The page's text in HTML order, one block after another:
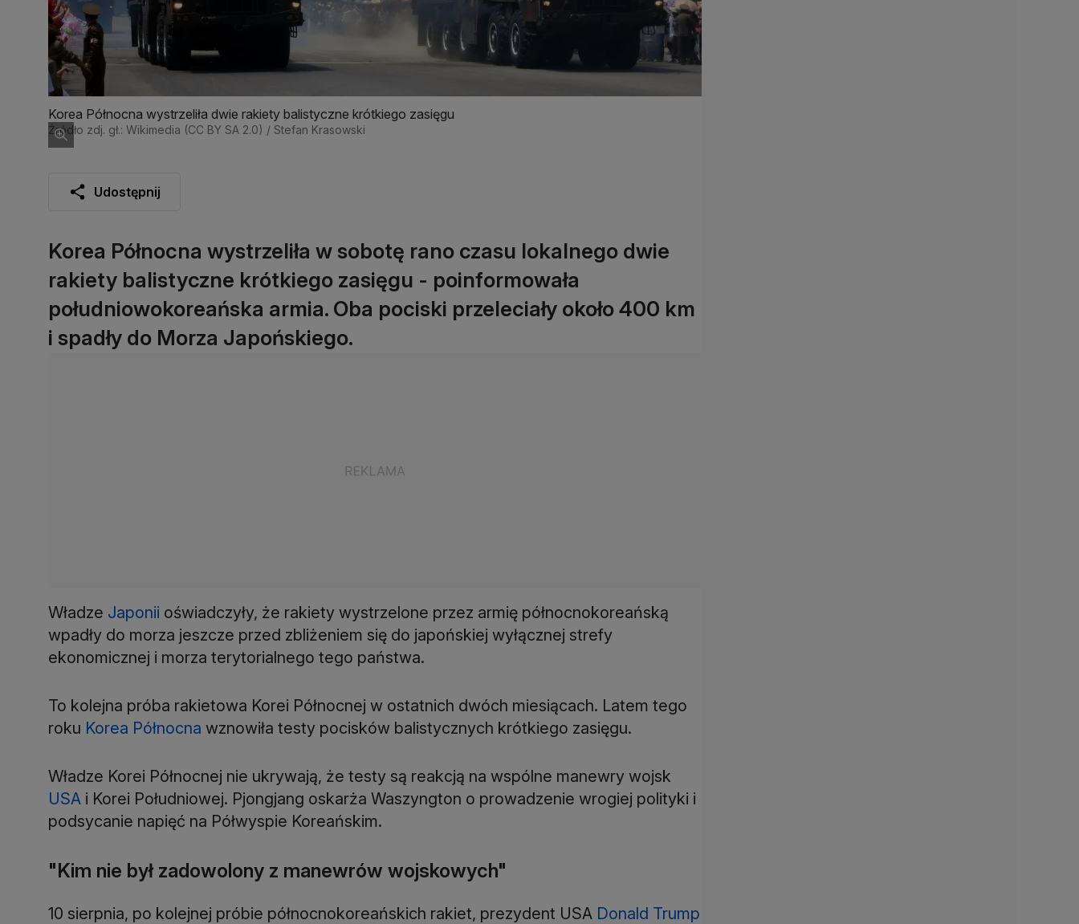
Korea Północna wystrzeliła dwie rakiety balistyczne krótkiego zasięgu
Źródło zdj. gł.: Wikimedia (CC BY SA 2.0) / Stefan Krasowski
Udostępnij
Korea Północna wystrzeliła w sobotę rano czasu lokalnego dwie
rakiety balistyczne krótkiego zasięgu - poinformowała
południowokoreańska armia. Oba pociski przeleciały około 400 km
i spadły do Morza Japońskiego.
Władze Japonii oświadczyły, że rakiety wystrzelone przez armię północnokoreańską
wpadły do morza jeszcze przed zbliżeniem się do japońskiej wyłącznej strefy
ekonomicznej i morza terytorialnego tego państwa.
To kolejna próba rakietowa Korei Północnej w ostatnich dwóch miesiącach. Latem tego
roku Korea Północna wznowiła testy pocisków balistycznych krótkiego zasięgu.
Władze Korei Północnej nie ukrywają, że testy są reakcją na wspólne manewry wojsk
USA i Korei Południowej. Pjongjang oskarża Waszyngton o prowadzenie wrogiej polityki i
podsycanie napięć na Półwyspie Koreańskim.
"Kim nie był zadowolony z manewrów wojskowych"
10 sierpnia, po kolejnej próbie północnokoreańskich rakiet, prezydent USA Donald Trump